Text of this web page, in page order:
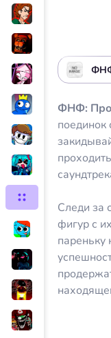
ФНФ:
Следи за
фигур с
пареньку